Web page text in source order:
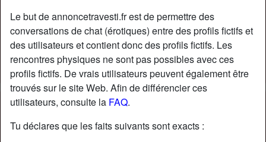
Le but de annoncetravesti.fr est de permettre des
conversations de chat (érotiques) entre des profils fictifs et
des utilisateurs et contient donc des profils fictifs. Les
rencontres physiques ne sont pas possibles avec ces
profils fictifs. De vrais utilisateurs peuvent également être
trouvés sur le site Web. Afin de différencier ces
utilisateurs, consulte la FAQ.
Tu déclares que les faits suivants sont exacts :
starAjouter chatDiscuter !